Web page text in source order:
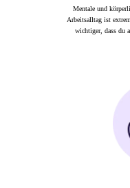
Mentale und
Arbeitsalltag ist
wichtiger, dass du